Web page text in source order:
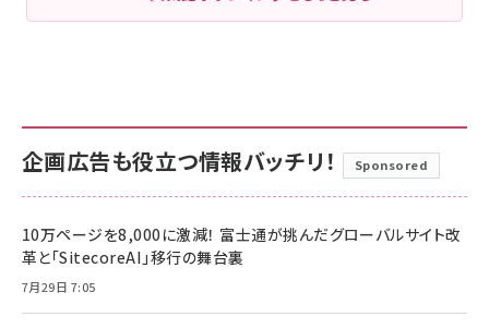
企画広告も役立つ情報バッチリ！ Sponsored
10万ページを8,000に激減！ 富士通が挑んだグローバルサイト改
革と「SitecoreAI」移行の舞台裏
7月29日 7:05